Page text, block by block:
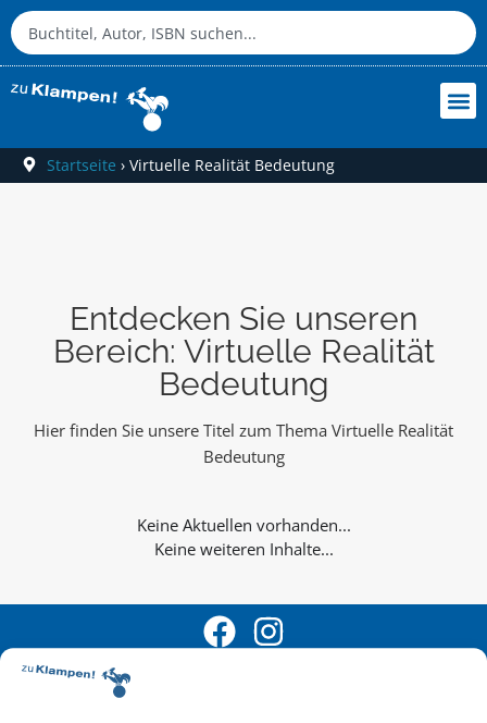
Startseite › Virtuelle Realität Bedeutung
Entdecken Sie unseren
Bereich: Virtuelle Realität
Bedeutung
Hier finden Sie unsere Titel zum Thema Virtuelle Realität
Bedeutung
Keine weiteren Inhalte...